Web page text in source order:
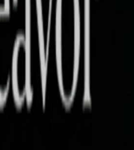
ド・オブ・ファンズを活用した
フロー